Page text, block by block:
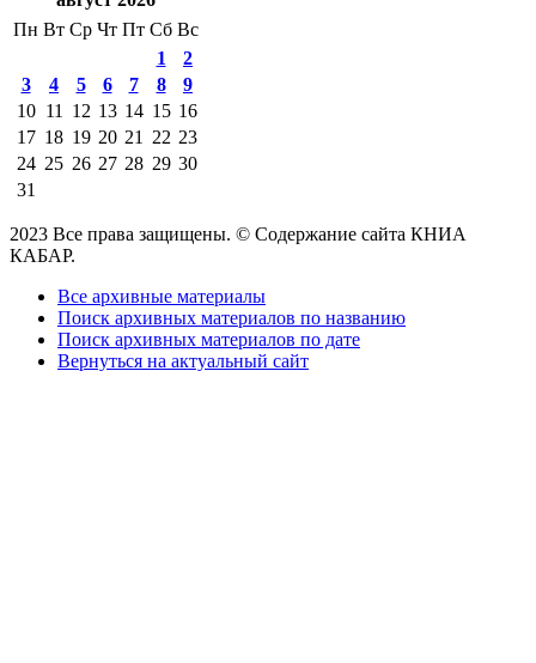
Пн Вт Ср Чт Пт Сб Вс
1
2
3
4 5 6 7 8
9
10 11 12 13 14 15 16
17 18 19 20 21 22 23
24 25 26 27 28 29 30
31
2023 Все права защищены. © Содержание сайта КНИА
КАБАР.
Все архивные материалы
Поиск архивных материалов по названию
Поиск архивных материалов по дате
Вернуться на актуальный сайт